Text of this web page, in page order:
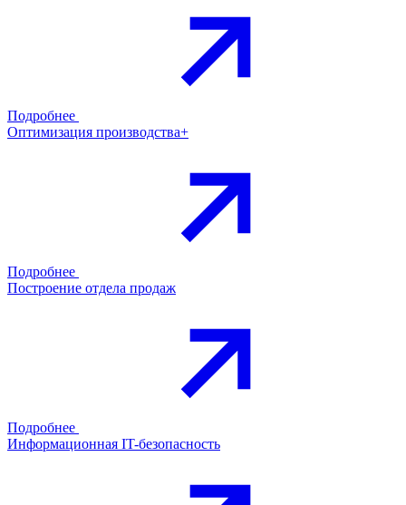
Подробнее
Оптимизация производства+
Подробнее
Построение отдела продаж
Подробнее
Информационная IT-безопасность